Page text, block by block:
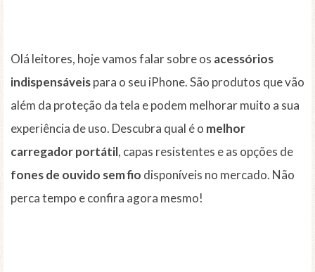
Olá leitores, hoje vamos falar sobre os acessórios
indispensáveispara o seu iPhone. São produtos que vão
além da proteção da tela e podem melhorar muito a sua
experiência de uso. Descubra qual é o melhor
carregador portátil, capas resistentes e as opções de
fones de ouvido sem fio disponíveis no mercado. Não
perca tempo e confira agora mesmo!